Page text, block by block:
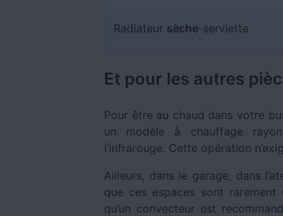
Radiateur sèche-serviette
Et pour les autres
Pour être au chaud dans votre
un modèle à chauffage
l’infrarouge. Cette opération
Ailleurs, dans le garage, dans
que ces espaces sont
qu’un convecteur est